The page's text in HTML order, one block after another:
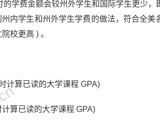
学费金额会较州外学生和国际学生更少，
州内学生和州外学生学费的做法，符合全美
校更高 ) 。
计算已读的大学课程 GPA)
算已读的大学课程 GPA)